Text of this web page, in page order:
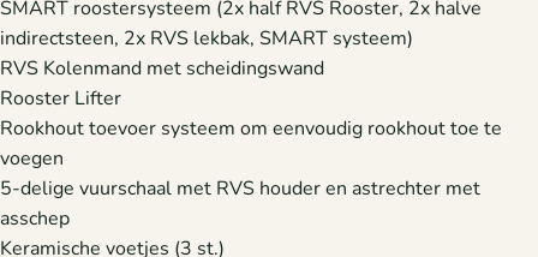
SMART roostersysteem (2x half RVS Rooster, 2x halve
indirectsteen, 2x RVS lekbak, SMART systeem)
RVS Kolenmand met scheidingswand
Rooster Lifter
Rookhout toevoer systeem om eenvoudig rookhout toe te
voegen
5-delige vuurschaal met RVS houder en astrechter met
asschep
Keramische voetjes (3 st.)